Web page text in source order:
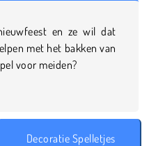
en ze wil dat
met het bakken van
voor meiden?
Decoratie Spelletjes